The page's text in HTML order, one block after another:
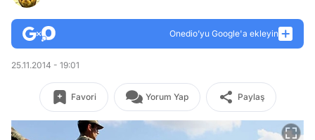
Onedio’yu Google'a ekleyin
25.11.2014 - 19:01
Favori Yorum Yap Paylaş